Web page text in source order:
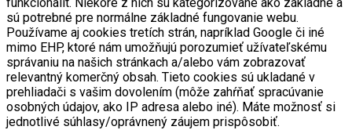
sú potrebné pre normálne základné fungovanie webu.
Používame aj cookies tretích strán, napríklad Google či iné
mimo EHP, ktoré nám umožňujú porozumieť užívateľskému
správaniu na našich stránkach a/alebo vám zobrazovať
relevantný komerčný obsah. Tieto cookies sú ukladané v
prehliadači s vašim dovolením (môže zahŕňať spracúvanie
osobných údajov, ako IP adresa alebo iné). Máte možnosť si
jednotlivé súhlasy/oprávnený záujem prispôsobiť.